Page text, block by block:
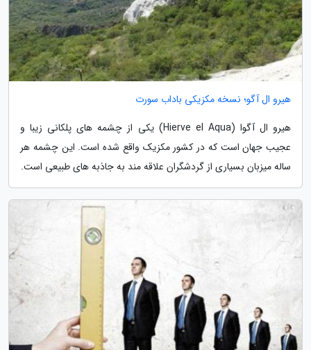
هیرو ال آگو؛ نسخه مکزیکی باداب سورت
هیرو ال آگوا (Hierve el Aqua) یکی از چشمه های پلکانی زیبا و
عجیب جهان است که در کشور مکزیک واقع شده است. این چشمه هر
ساله میزبان بسیاری از گردشگران علاقه مند به جاذبه های طبیعی است.